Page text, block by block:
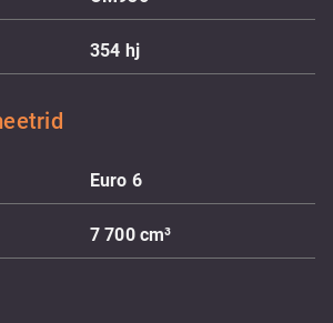
354 hj
Euro 6
7 700 cm³